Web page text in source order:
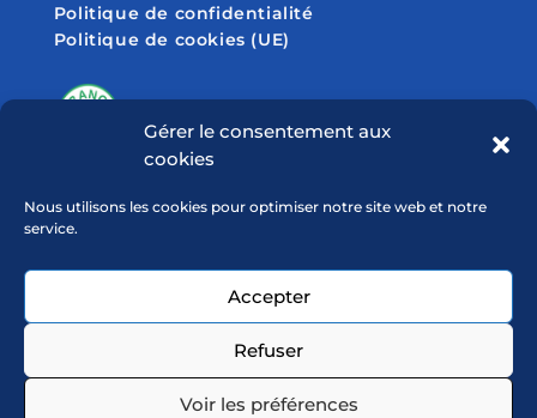
Gérer le consentement aux
cookies
Nous utilisons les cookies pour optimiser notre site web et notre
service.
Accepter
Refuser
Voir les préférences
Politique de confidentialité
Politique de cookies (UE)
SUIVEZ-NOUS SUR